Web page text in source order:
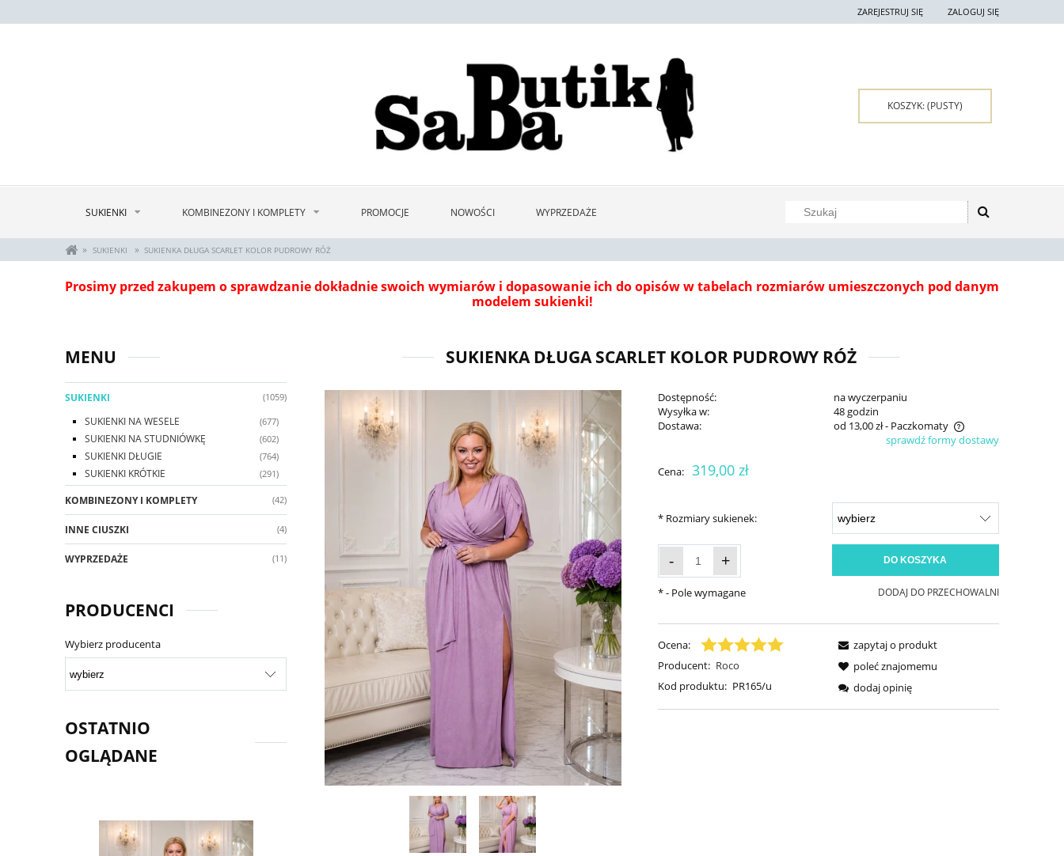
ZAREJESTRUJ SIĘ ZALOGUJ SIĘ
KOSZYK:(PUSTY)
SUKIENKI KOMBINEZONY I KOMPLETY PROMOCJE NOWOŚCI WYPRZEDAŻE
» SUKIENKI » SUKIENKA DŁUGA SCARLET KOLOR PUDROWY RÓŻ
Prosimy przed zakupem o sprawdzanie dokładnie swoich wymiarów i dopasowanie ich do opisów w tabelach rozmiarów umieszczonych pod danym
modelem sukienki!
MENU
SUKIENKI (1059)
SUKIENKI NA WESELE (677)
SUKIENKI NA STUDNIÓWKĘ (602)
SUKIENKI DŁUGIE (764)
SUKIENKI KRÓTKIE (291)
KOMBINEZONY I KOMPLETY (42)
INNE CIUSZKI (4)
WYPRZEDAŻE (11)
PRODUCENCI
Wybierz producenta
OSTATNIO
OGLĄDANE
SUKIENKA DŁUGA SCARLET KOLOR PUDROWY RÓŻ
Dostępność:
na wyczerpaniu
Wysyłka w:
48 godzin
Dostawa:
od 13,00 zł- Paczkomaty
sprawdź formy dostawy
Cena: 319,00 zł
* Rozmiary sukienek:
- + DO KOSZYKA
DODAJ DO PRZECHOWALNI
*- Pole wymagane
Ocena:
Producent: Roco
Kod produktu: PR165/u
zapytaj o produkt
poleć znajomemu
dodaj opinię